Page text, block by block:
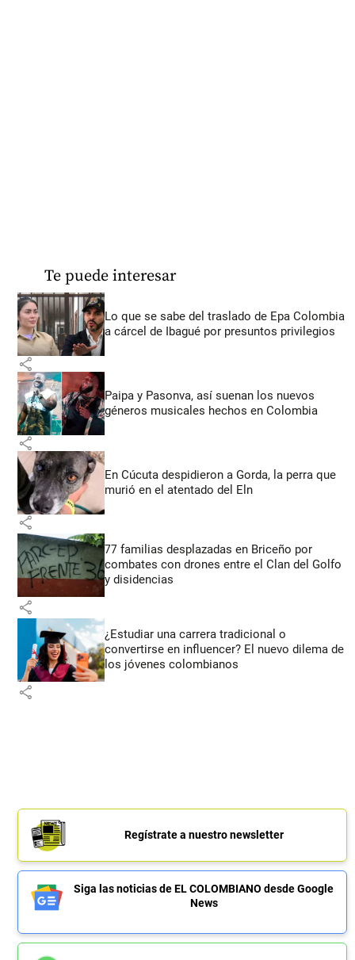
Te puede interesar
Lo que se sabe del traslado de Epa Colombia
a cárcel de Ibagué por presuntos privilegios
share
Paipa y Pasonva, así suenan los nuevos
géneros musicales hechos en Colombia
share
En Cúcuta despidieron a Gorda, la perra que
murió en el atentado del Eln
share
77 familias desplazadas en Briceño por
combates con drones entre el Clan del Golfo
y disidencias
share
¿Estudiar una carrera tradicional o
convertirse en influencer? El nuevo dilema de
los jóvenes colombianos
share
Regístrate a nuestro newsletter
Siga las noticias de EL COLOMBIANO desde Google
News